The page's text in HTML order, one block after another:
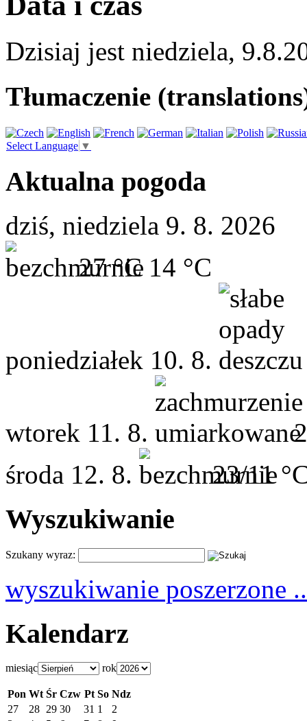
Dzisiaj jest niedziela,
Tłumaczenie
Select Language ▼
Aktualna pogoda
dziś, niedziela 9. 8. 2026
27 °C 14 °C
poniedziałek 10. 8.
wtorek 11. 8.
środa 12. 8. 23/11
Wyszukiwanie
Szukany wyraz:
wyszukiwanie poszerzone
Kalendarz
miesiąc rok
Pon Wt Śr Czw Pt So Ndz
27
28 29 30 31 1
2